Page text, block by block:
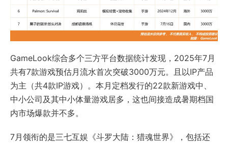
GameLook综合多个三方平台数据统计发现，2025年7月
共有7款游戏预估月流水首次突破3000万元。
且以IP产品
为主（共4款IP游戏）。 本月定档发行的22款新游戏中、
中小公司及其中小体量游戏居多，这也间接造成暑期档国
内市场爆款并不多。
7月领衔的是三七互娱《斗罗大陆：猎魂世界》，包括还